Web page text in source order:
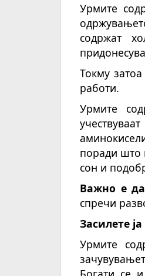
Урмите
содржат
Токму
работи.
Урмите
поради што
сон и
Важно е
спречи
Засилете
Урмите